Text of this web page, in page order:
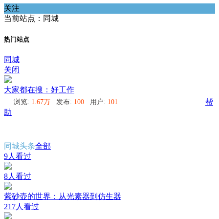
关注
当前站点：同城
热门站点
同城
关闭
大家都在搜：好工作
浏览: 1.67万 发布: 100 用户: 101
帮
助
同城头条全部
9人看过
8人看过
紫砂壶的世界：从光素器到仿生器
217人看过